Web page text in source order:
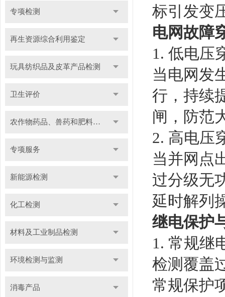
专项检测
再生资源综合利用鉴定
玩具纺织品及皮革产品检测
卫生评价
农作物药品、兽药和肥料检测
专项服务
新能源检测
化工检测
材料及工业制品检测
环境检测与监测
消毒产品
标引发变
电网故障
1. 低电压
当电网发
行，持续
闸，防范
2. 高电压
当并网点
过分级无
延时解列
继电保护
1. 常规继
检测覆盖
常规保护